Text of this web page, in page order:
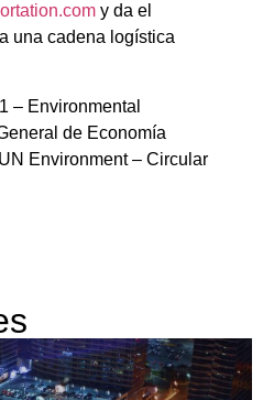
y da el
una cadena logística
– Environmental
de Economía
Environment – Circular